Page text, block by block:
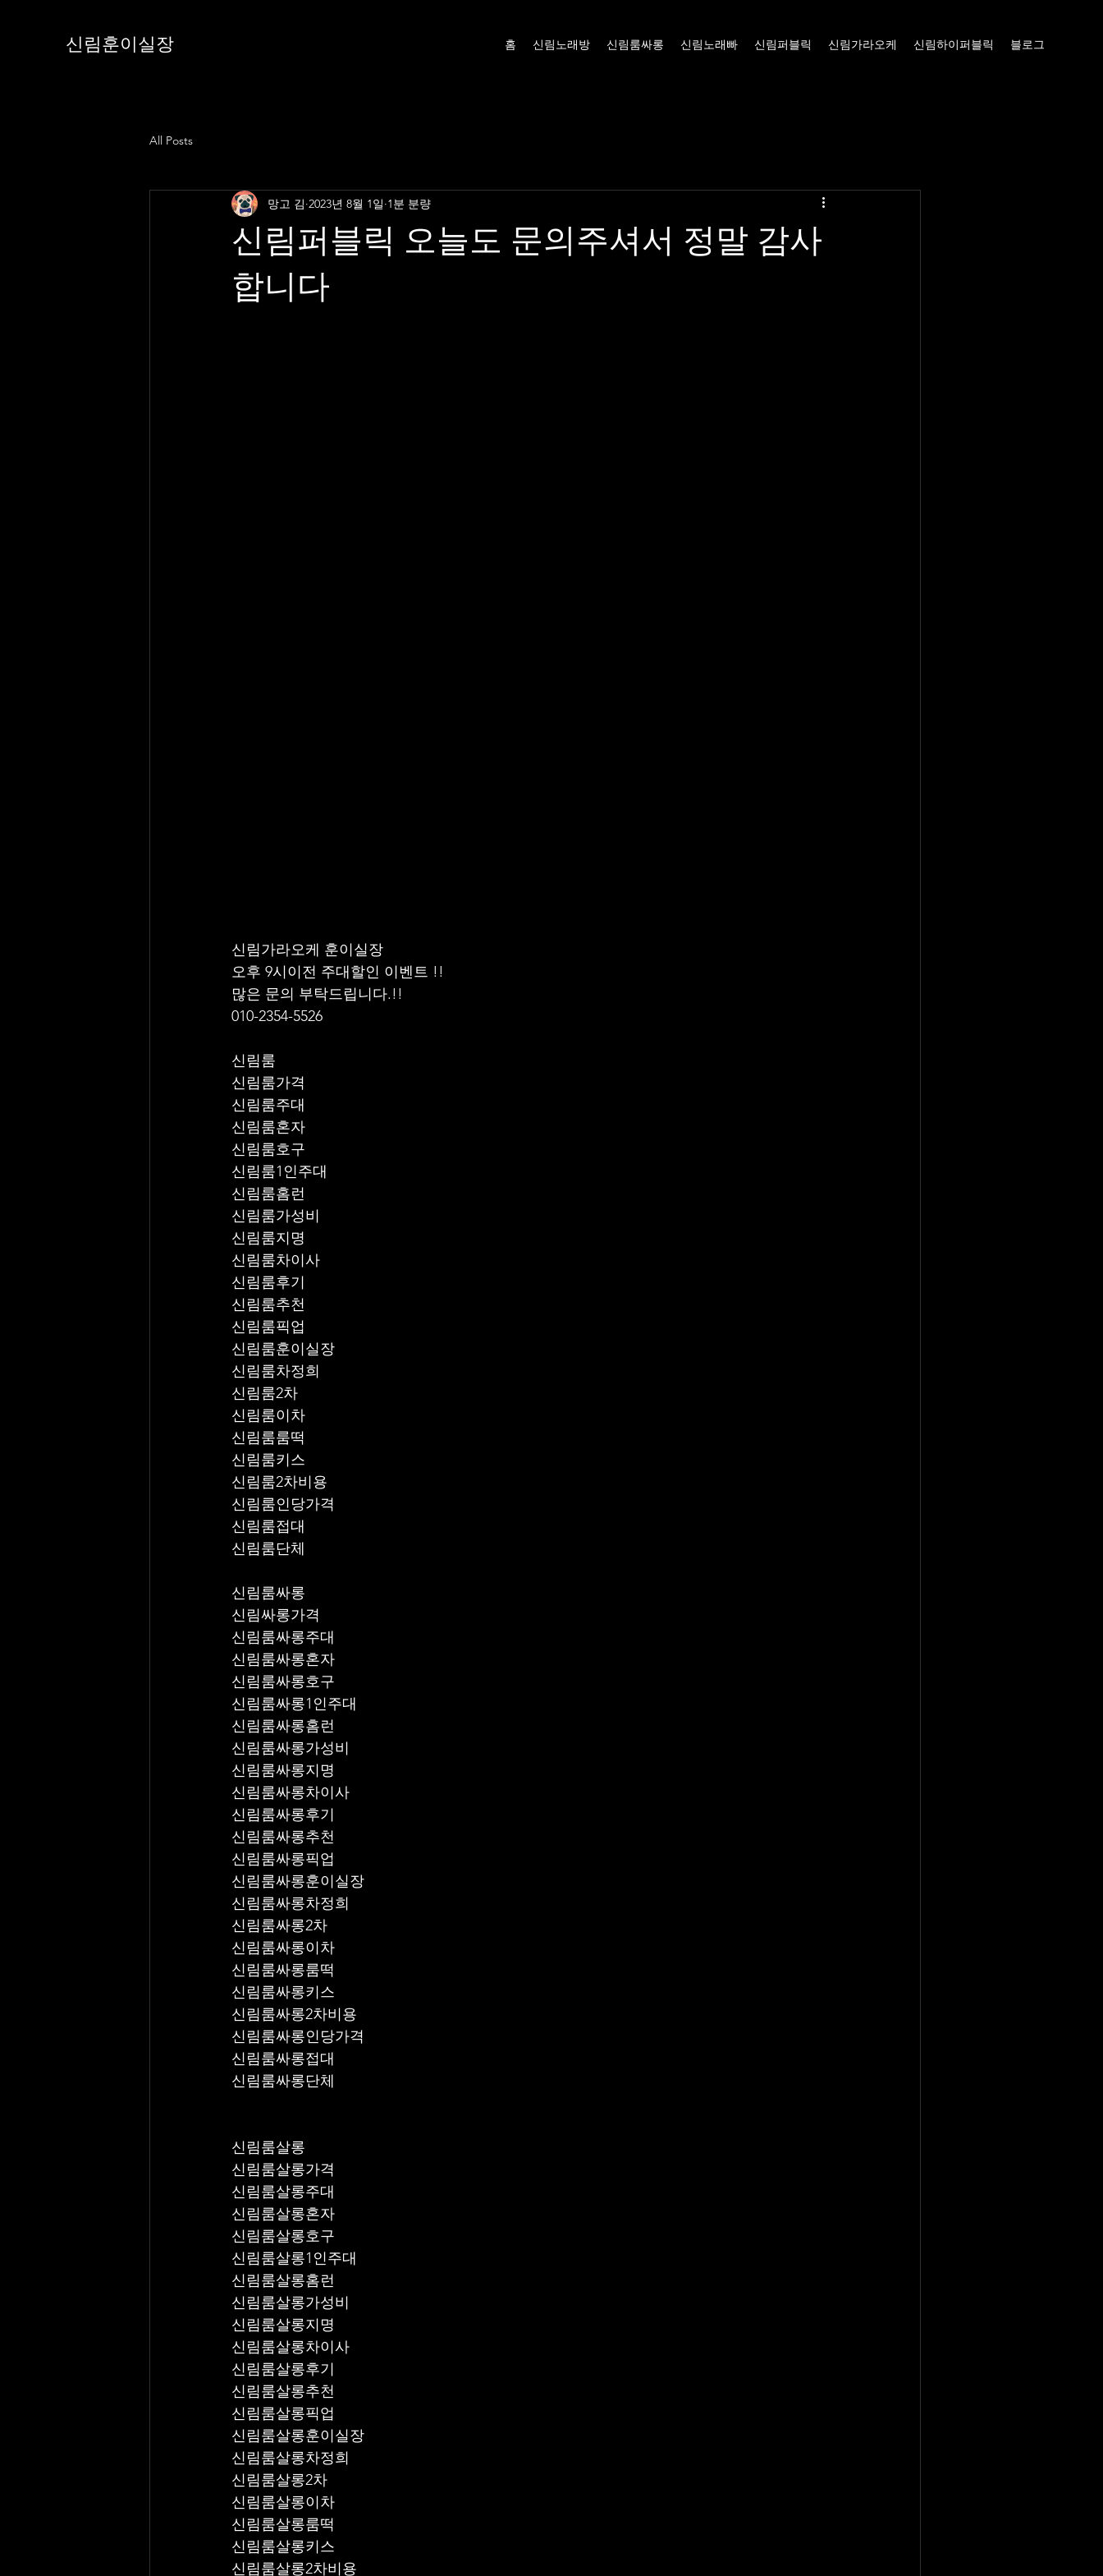
신림훈이실장 홈 신림노래방 신림룸싸롱 신림노래빠 신림퍼블릭 신림가라오케 신림하이퍼블릭 블로그
All Posts
신림퍼블릭 오늘도 문의주셔서 정말 감사
합니다
망고 김 2023년 8월 1일 1분 분량
신림가라오케 훈이실장
오후 9시이전 주대할인 이벤트 !!
많은 문의 부탁드립니다.!!
010-2354-5526
신림룸
신림룸가격
신림룸주대
신림룸혼자
신림룸호구
신림룸1인주대
신림룸홈런
신림룸가성비
신림룸지명
신림룸차이사
신림룸후기
신림룸추천
신림룸훈이실장
신림룸차정희
신림룸2차
신림룸이차
신림룸룸떡
신림룸키스
신림룸2차비용
신림룸인당가격
신림룸접대
신림룸단체
신림룸싸롱
신림싸롱가격
신림룸싸롱주대
신림룸싸롱혼자
신림룸싸롱호구
신림룸싸롱1인주대
신림룸싸롱홈런
신림룸싸롱가성비
신림룸싸롱지명
신림룸싸롱차이사
신림룸싸롱후기
신림룸싸롱추천
신림룸싸롱훈이실장
신림룸싸롱차정희
신림룸싸롱2차
신림룸싸롱이차
신림룸싸롱룸떡
신림룸싸롱키스
신림룸싸롱2차비용
신림룸싸롱인당가격
신림룸싸롱접대
신림룸싸롱단체
신림룸살롱
신림룸살롱가격
신림룸살롱주대
신림룸살롱혼자
신림룸살롱호구
신림룸살롱1인주대
신림룸살롱홈런
신림룸살롱가성비
신림룸살롱지명
신림룸살롱차이사
신림룸살롱후기
신림룸살롱추천
신림룸살롱훈이실장
신림룸살롱차정희
신림룸살롱2차
신림룸살롱이차
신림룸살롱룸떡
신림룸살롱키스
신림룸살롱2차비용